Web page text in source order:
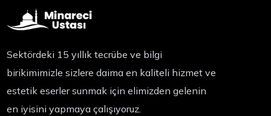
Sektördeki 15 yıllık tecrübe ve bilgi
birikimimizle sizlere daima en kaliteli hizmet ve
estetik eserler sunmak için elimizden gelenin
en iyisini yapmaya çalışıyoruz.